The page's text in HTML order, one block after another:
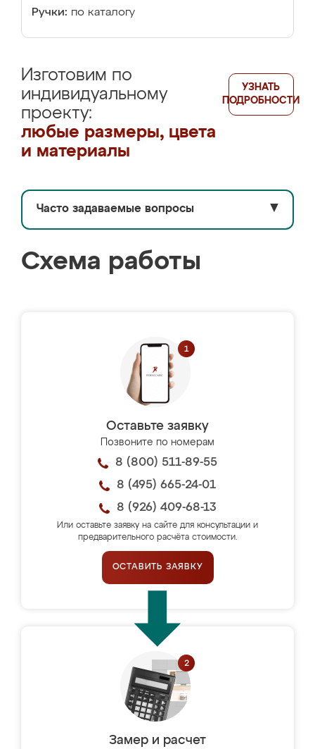
Ручки: по каталогу
Изготовим по
индивидуальному
проекту:
любые размеры, цвета
и материалы
УЗНАТЬ
ПОДРОБНОСТИ
Часто задаваемые вопросы ▼
Схема работы
Оставьте заявку
Позвоните по номерам
8 (800) 511-89-55
8 (495) 665-24-01
8 (926) 409-68-13
Или оставьте заявку на сайте для консультации и
предварительного расчёта стоимости.
ОСТАВИТЬ ЗАЯВКУ
Замер и расчет